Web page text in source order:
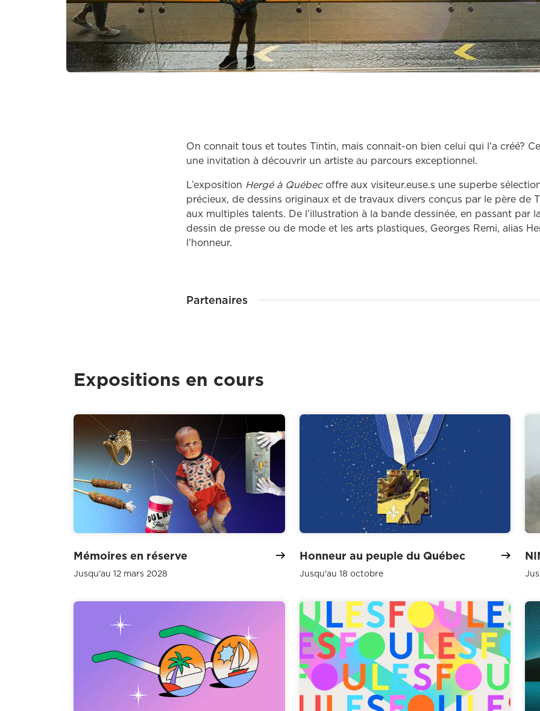
On connait tous et toutes Tintin, mais connait-on bien celui qui l’a créé?
une invitation à découvrir un artiste au parcours exceptionnel.
L’exposition Hergé à Québecoffre aux visiteur.euse.s une superbe
précieux, de dessins originaux et de travaux divers conçus par le père de
aux multiples talents. De l’illustration à la bande dessinée, en passant par
dessin de presse ou de mode et les arts plastiques, Georges Remi, alias
l’honneur.
Partenaires
Expositions en cours
Mémoires en réserve
Jusqu'au 12 mars 2028
Honneur au peuple du Québec
Jusqu'au 18 octobre